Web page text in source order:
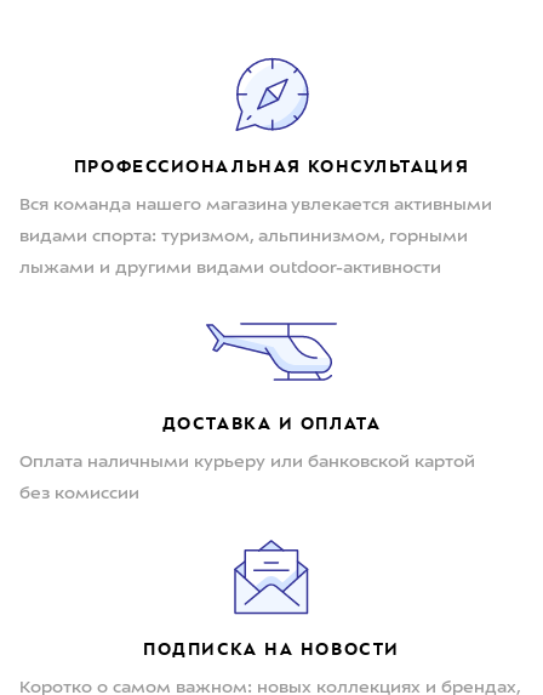
ПРОФЕССИОНАЛЬНАЯ КОНСУЛЬТАЦИЯ
Вся команда нашего магазина увлекается активными
видами спорта: туризмом, альпинизмом, горными
лыжами и другими видами outdoor-активности
ДОСТАВКА И ОПЛАТА
Оплата наличными курьеру или банковской картой
без комиссии
ПОДПИСКА НА НОВОСТИ
Коротко о самом важном: новых коллекциях и брендах,